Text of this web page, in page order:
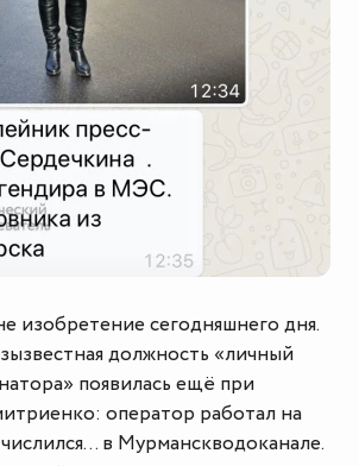
изобретение сегодняшнего дня.
должность «личный
появилась ещё при
оператор работал на
числился… в Мурманскводоканале.